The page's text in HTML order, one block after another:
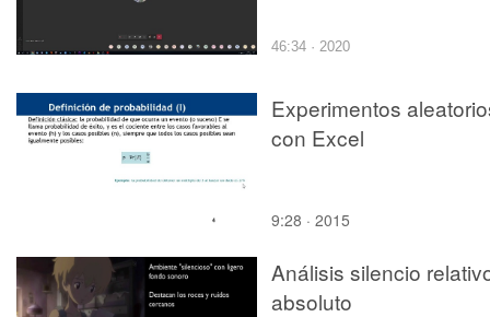
46:34 · 2020
Experimentos
con Excel
9:28 · 2015
Análisis silencio
absoluto